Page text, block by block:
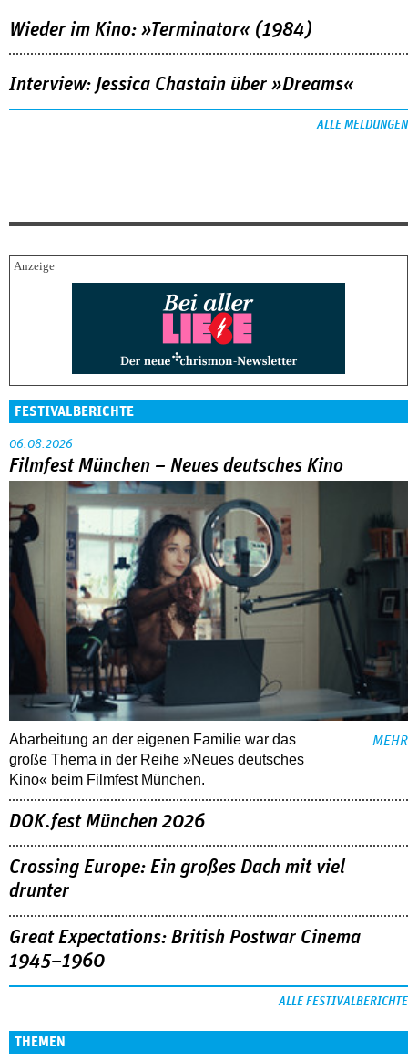
Wieder im Kino: »Terminator« (1984)
Interview: Jessica Chastain über »Dreams«
ALLE MELDUNGEN
FESTIVALBERICHTE
06.08.2026
Filmfest München – Neues deutsches Kino
Abarbeitung an der eigenen Familie war das
große Thema in der Reihe »Neues deutsches
Kino« beim Filmfest München.
MEHR
DOK.fest München 2026
Crossing Europe: Ein großes Dach mit viel
drunter
Great Expectations: British Postwar Cinema
1945–1960
ALLE FESTIVALBERICHTE
THEMEN